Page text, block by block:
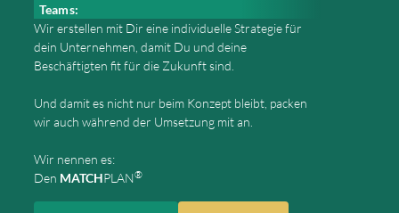
Teams:
Wir erstellen mit Dir eine individuelle Strategie für
dein Unternehmen, damit Du und deine
Beschäftigten fit für die Zukunft sind.
Und damit es nicht nur beim Konzept bleibt, packen
wir auch während der Umsetzung mit an.
Wir nennen es:
Den MATCHPLAN®